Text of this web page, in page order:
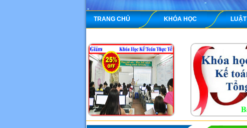
TRANG CHỦ KHÓA HỌC